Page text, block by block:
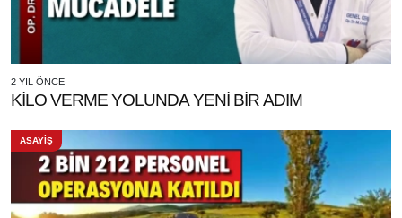
2 YIL ÖNCE
KİLO VERME YOLUNDA YENİ BİR ADIM
ASAYİŞ